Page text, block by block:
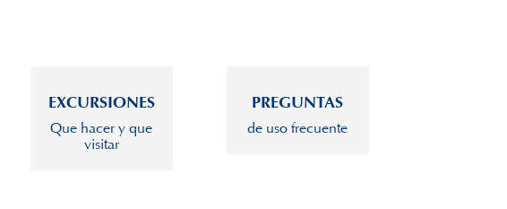
EXCURSIONES
Que hacer y que
visitar
PREGUNTAS
de uso frecuente